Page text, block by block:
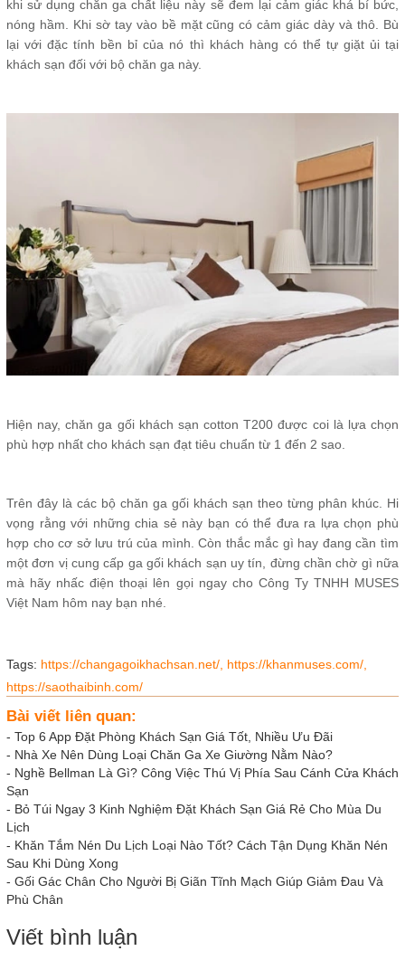
khi sử dụng chăn ga chất liệu này sẽ đem lại cảm giác khá bí bức,
nóng hầm. Khi sờ tay vào bề mặt cũng có cảm giác dày và thô. Bù
lại với đặc tính bền bỉ của nó thì khách hàng có thể tự giặt ủi tại
khách sạn đối với bộ chăn ga này.
Hiện nay, chăn ga gối khách sạn cotton T200 được coi là lựa chọn
phù hợp nhất cho khách sạn đạt tiêu chuẩn từ 1 đến 2 sao.
Trên đây là các bộ chăn ga gối khách sạn theo từng phân khúc. Hi
vọng rằng với những chia sẻ này bạn có thể đưa ra lựa chọn phù
hợp cho cơ sở lưu trú của mình. Còn thắc mắc gì hay đang cần tìm
một đơn vị cung cấp ga gối khách sạn uy tín, đừng chần chờ gì nữa
mà hãy nhấc điện thoại lên gọi ngay cho Công Ty TNHH MUSES
Việt Nam hôm nay bạn nhé.
Tags: https://changagoikhachsan.net/, https://khanmuses.com/,
https://saothaibinh.com/
Bài viết liên quan:
- Top 6 App Đặt Phòng Khách Sạn Giá Tốt, Nhiều Ưu Đãi
- Nhà Xe Nên Dùng Loại Chăn Ga Xe Giường Nằm Nào?
- Nghề Bellman Là Gì? Công Việc Thú Vị Phía Sau Cánh Cửa Khách
Sạn
- Bỏ Túi Ngay 3 Kinh Nghiệm Đặt Khách Sạn Giá Rẻ Cho Mùa Du
Lịch
- Khăn Tắm Nén Du Lịch Loại Nào Tốt? Cách Tận Dụng Khăn Nén
Sau Khi Dùng Xong
- Gối Gác Chân Cho Người Bị Giãn Tĩnh Mạch Giúp Giảm Đau Và
Phù Chân
Viết bình luận